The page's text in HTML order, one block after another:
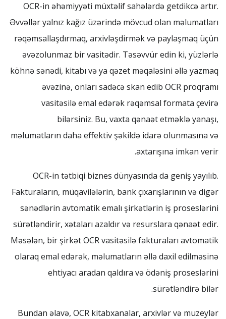
OCR-in əhəmiyyəti müxtəlif sahələrdə getdikcə artır.
Əvvəllər yalnız kağız üzərində mövcud olan məlumatları
rəqəmsallaşdırmaq, arxivləşdirmək və paylaşmaq üçün
əvəzolunmaz bir vasitədir. Təsəvvür edin ki, yüzlərlə
köhnə sənədi, kitabı və ya qəzet məqaləsini əllə yazmaq
əvəzinə, onları sadəcə skan edib OCR proqramı
vasitəsilə emal edərək rəqəmsal formata çevirə
bilərsiniz. Bu, vaxta qənaət etməklə yanaşı,
məlumatların daha effektiv şəkildə idarə olunmasına və
axtarışına imkan verir.
OCR-in tətbiqi biznes dünyasında da geniş yayılıb.
Fakturaların, müqavilələrin, bank çıxarışlarının və digər
sənədlərin avtomatik emalı şirkətlərin iş proseslərini
sürətləndirir, xətaları azaldır və resurslara qənaət edir.
Məsələn, bir şirkət OCR vasitəsilə fakturaları avtomatik
olaraq emal edərək, məlumatların əllə daxil edilməsinə
ehtiyacı aradan qaldıra və ödəniş proseslərini
sürətləndirə bilər.
Bundan əlavə, OCR kitabxanalar, arxivlər və muzeylər